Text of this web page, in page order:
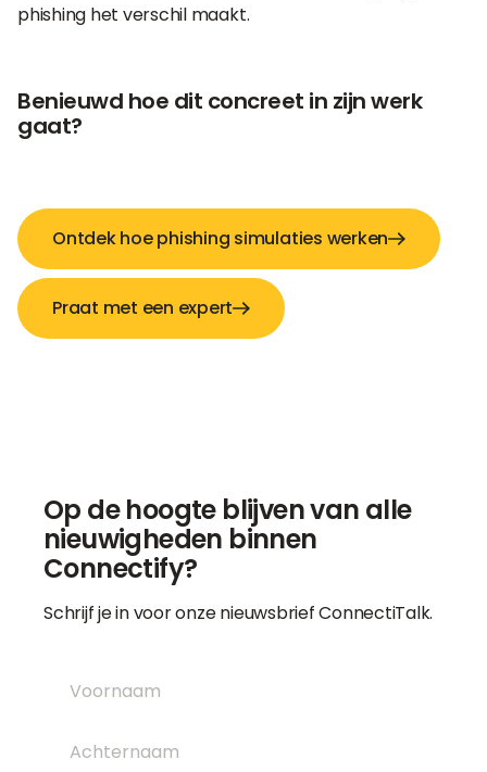
phishing het verschil maakt.
Benieuwd hoe dit concreet in zijn werk
gaat?
Ontdek hoe phishing simulaties werken
Praat met een expert
Op de hoogte blijven van alle
nieuwigheden binnen
Connectify?
Schrijf je in voor onze nieuwsbrief ConnectiTalk.